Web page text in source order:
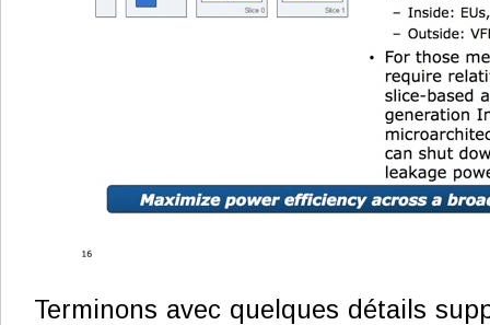
Terminons avec quelques détails